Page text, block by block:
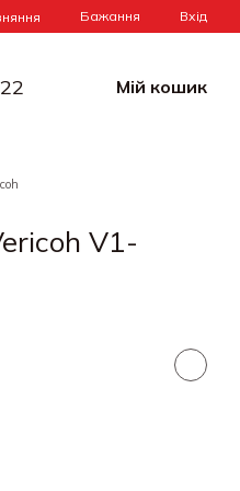
Бажання Вхід
Мій кошик
V1-